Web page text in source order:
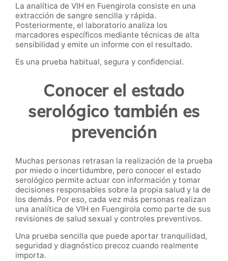
La analítica de VIH en Fuengirola consiste en una
extracción de sangre sencilla y rápida.
Posteriormente, el laboratorio analiza los
marcadores específicos mediante técnicas de alta
sensibilidad y emite un informe con el resultado.
Es una prueba habitual, segura y confidencial.
Conocer el estado
serológico también es
prevención
Muchas personas retrasan la realización de la prueba
por miedo o incertidumbre, pero conocer el estado
serológico permite actuar con información y tomar
decisiones responsables sobre la propia salud y la de
los demás. Por eso, cada vez más personas realizan
una analítica de VIH en Fuengirola como parte de sus
revisiones de salud sexual y controles preventivos.
Una prueba sencilla que puede aportar tranquilidad,
seguridad y diagnóstico precoz cuando realmente
importa.